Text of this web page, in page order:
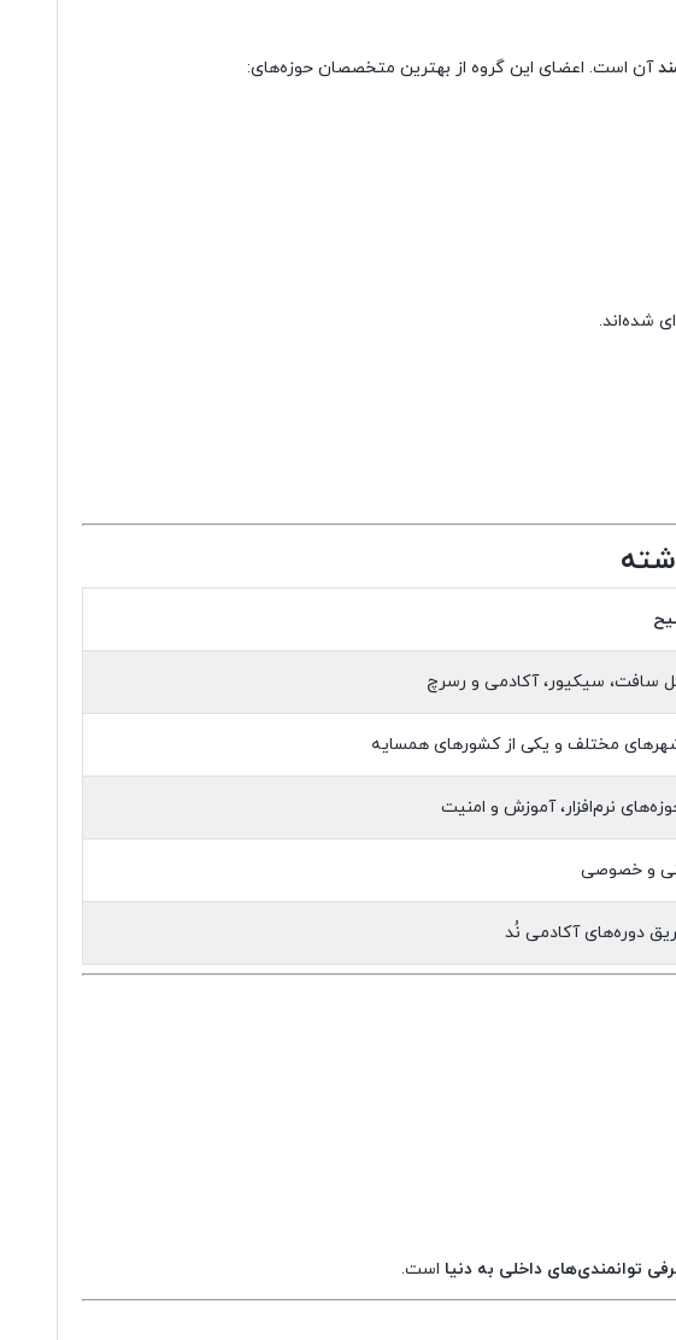
آن است. اعضای این گروه از بهترین متخصصان حوزه‌های:
شده‌اند.
سافت، سیکیور، آکادمی و رسرچ
مختلف و یکی از کشورهای همسایه
نرم‌افزار، آموزش و امنیت
و خصوصی
دوره‌های آکادمی نُد
توانمندی‌های داخلی به دنیا است.